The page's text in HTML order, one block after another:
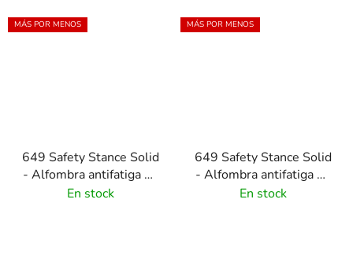
MÁS POR MENOS
649 Safety Stance Solid
- Alfombra antifatiga de
alta calidad - naranja
En stock
MÁS POR MENOS
649 Safety Stance Solid
- Alfombra antifatiga de
alta calidad - negro
En stock